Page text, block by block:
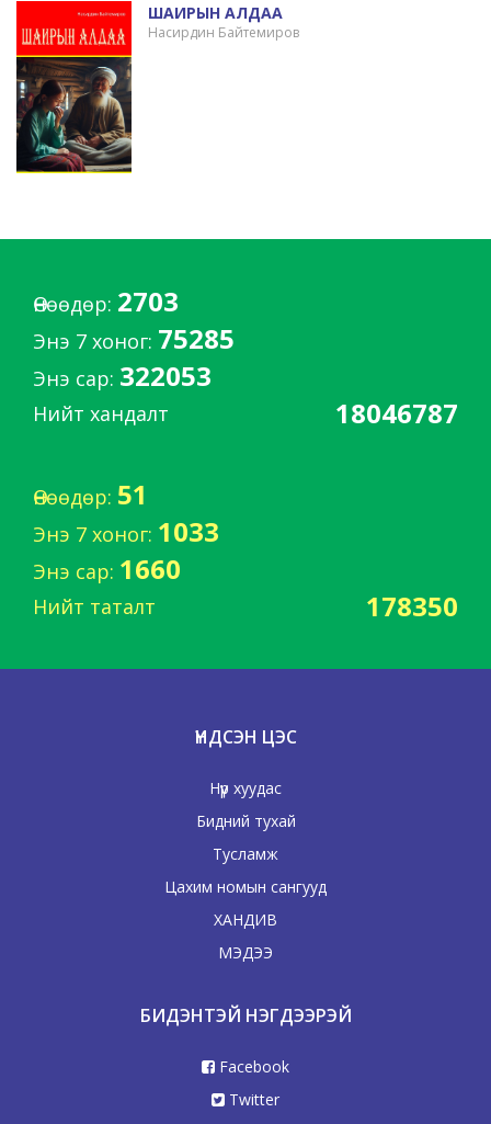
ШАИРЫН АЛДАА
Насирдин Байтемиров
Өнөөдөр: 2703
Энэ 7 хоног: 75285
Энэ сар: 322053
Нийт хандалт 18046787
Өнөөдөр: 51
Энэ 7 хоног: 1033
Энэ сар: 1660
Нийт таталт 178350
ҮНДСЭН ЦЭС
Нүүр хуудас
Бидний тухай
Тусламж
Цахим номын сангууд
ХАНДИВ
МЭДЭЭ
БИДЭНТЭЙ НЭГДЭЭРЭЙ
Facebook
Twitter